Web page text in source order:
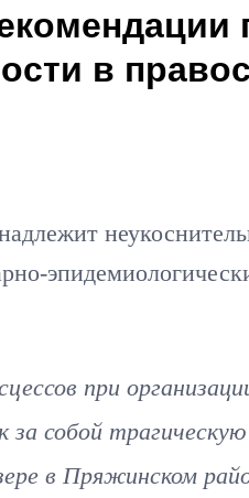
в
при
собой
в Пряжинском